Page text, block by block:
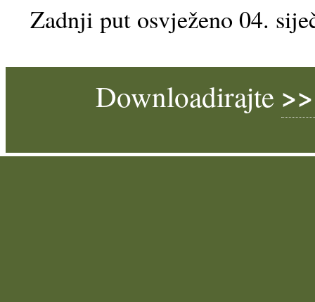
Zadnji put osvježeno 04.
Downloadirajte